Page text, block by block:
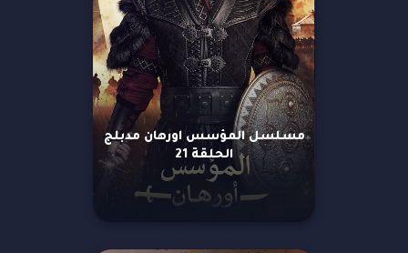
مسلسل المؤسس اورهان مدبلج
الحلقة 21